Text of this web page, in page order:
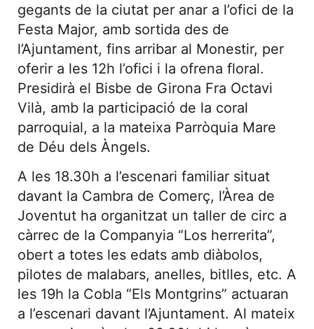
gegants de la ciutat per anar a l’ofici de la
Festa Major, amb sortida des de
l’Ajuntament, fins arribar al Monestir, per
oferir a les 12h l’ofici i la ofrena floral.
Presidirà el Bisbe de Girona Fra Octavi
Vilà, amb la participació de la coral
parroquial, a la mateixa Parròquia Mare
de Déu dels Àngels.
A les 18.30h a l’escenari familiar situat
davant la Cambra de Comerç, l’Àrea de
Joventut ha organitzat un taller de circ a
càrrec de la Companyia “Los herrerita”,
obert a totes les edats amb diàbolos,
pilotes de malabars, anelles, bitlles, etc. A
les 19h la Cobla “Els Montgrins” actuaran
a l’escenari davant l’Ajuntament. Al mateix